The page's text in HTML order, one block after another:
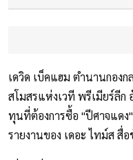
เดวิด เบ็คแฮม ตำนานกอง
สโมสรแห่งเวที พรีเมียร์ลีก
ทุนที่ต้องการซื้อ "ปีศาจแดง
รายงานของ เดอะ ไทม์ส สื่